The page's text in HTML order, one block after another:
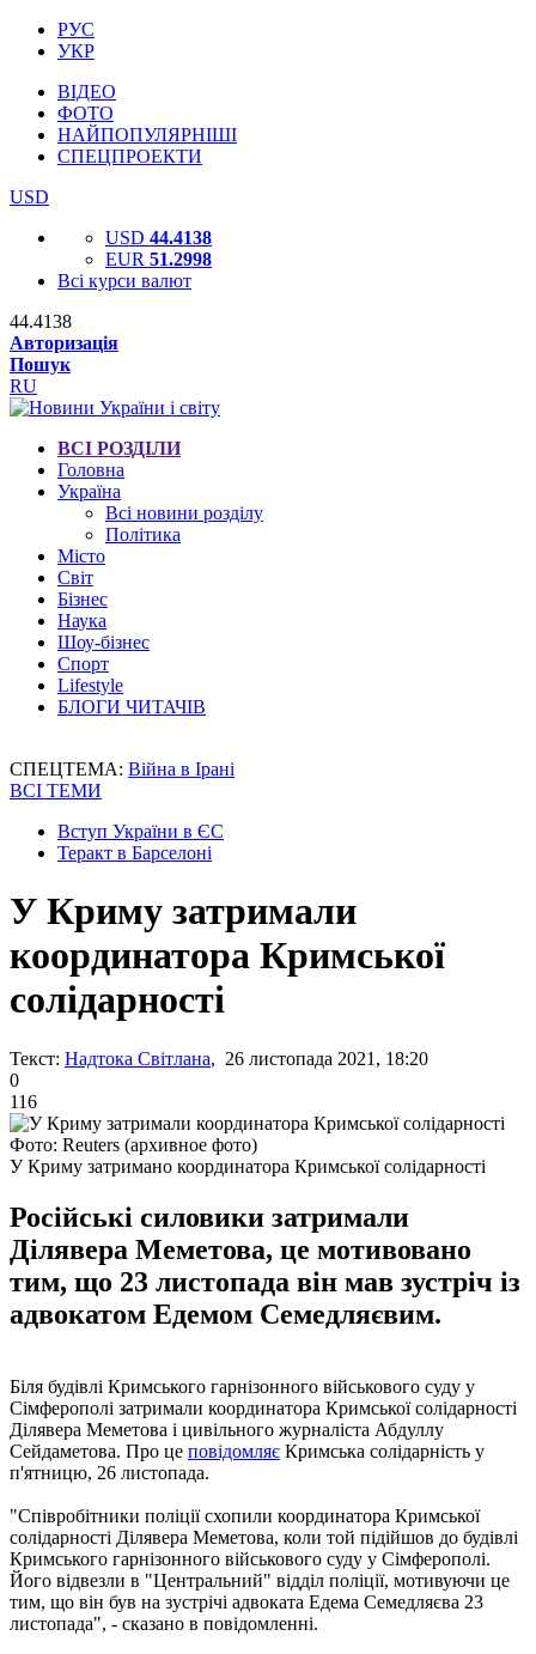
РУС
УКР
ВІДЕО
ФОТО
НАЙПОПУЛЯРНІШІ
СПЕЦПРОЕКТИ
USD
USD 44.4138
EUR 51.2998
Всі курси валют
44.4138
Авторизація
Пошук
RU
ВСІ РОЗДІЛИ
Головна
Україна
Всі новини розділу
Політика
Місто
Світ
Бізнес
Наука
Шоу-бізнес
Спорт
Lifestyle
БЛОГИ ЧИТАЧІВ
СПЕЦТЕМА: Війна в Ірані
ВСІ ТЕМИ
Вступ України в ЄС
Теракт в Барселоні
У Криму затримали
координатора Кримської
солідарності
Текст: Надтока Світлана, 26 листопада 2021, 18:20
0
116
Фото: Reuters (архивное фото)
У Криму затримано координатора Кримської солідарності
Російські силовики затримали
Ділявера Меметова, це мотивовано
тим, що 23 листопада він мав зустріч із
адвокатом Едемом Семедляєвим.
Біля будівлі Кримського гарнізонного військового суду у
Сімферополі затримали координатора Кримської солідарності
Ділявера Меметова і цивільного журналіста Абдуллу
Сейдаметова. Про це повідомляє Кримська солідарність у
п'ятницю, 26 листопада.
"Співробітники поліції схопили координатора Кримської
солідарності Ділявера Меметова, коли той підійшов до будівлі
Кримського гарнізонного військового суду у Сімферополі.
Його відвезли в "Центральний" відділ поліції, мотивуючи це
тим, що він був на зустрічі адвоката Едема Семедляєва 23
листопада", - сказано в повідомленні.